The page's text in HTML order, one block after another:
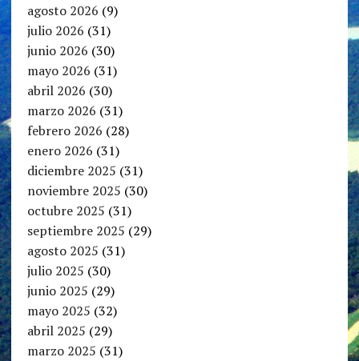
agosto 2026 (9)
julio 2026 (31)
junio 2026 (30)
mayo 2026 (31)
abril 2026 (30)
marzo 2026 (31)
febrero 2026 (28)
enero 2026 (31)
diciembre 2025 (31)
noviembre 2025 (30)
octubre 2025 (31)
septiembre 2025 (29)
agosto 2025 (31)
julio 2025 (30)
junio 2025 (29)
mayo 2025 (32)
abril 2025 (29)
marzo 2025 (31)